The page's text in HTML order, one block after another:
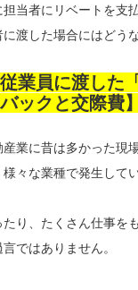
当者にリベートを支
渡した場合にはどう
業員に渡した
ックと交際費】
業に昔は多かった現
々な業種で発生してい
り、たくさん仕事を
ではありません。